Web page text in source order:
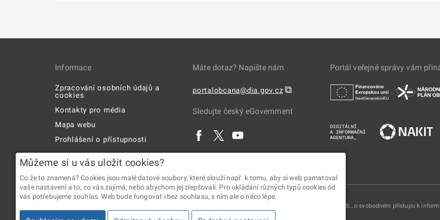
Informace
Zpracování osobních údajů a
cookies
Kontakty pro média
Mapa webu
Prohlášení o přístupnosti
Máte dotaz? Napište nám
portalobcana@dia.gov.cz ⧉
Sledujte český eGovernment
Portál veřejné správy vám
2026 © Digitální a informační agentura • Informace jsou poskytovány v souladu se zákonem č. 106/1999 Sb., o svobodném přístupu k
Můžeme si u vás uložit cookies?
Co že to znamená? Cookies jsou malé datové soubory, které slouží např. k tomu, aby si web pamatoval
vaše nastavení a to, co vás zajímá, nebo abychom jej zlepšovali. Pro ukládání různých typů cookies od
vás potřebujeme souhlas. Web bude fungovat i bez souhlasu, s ním ale o něco lépe.